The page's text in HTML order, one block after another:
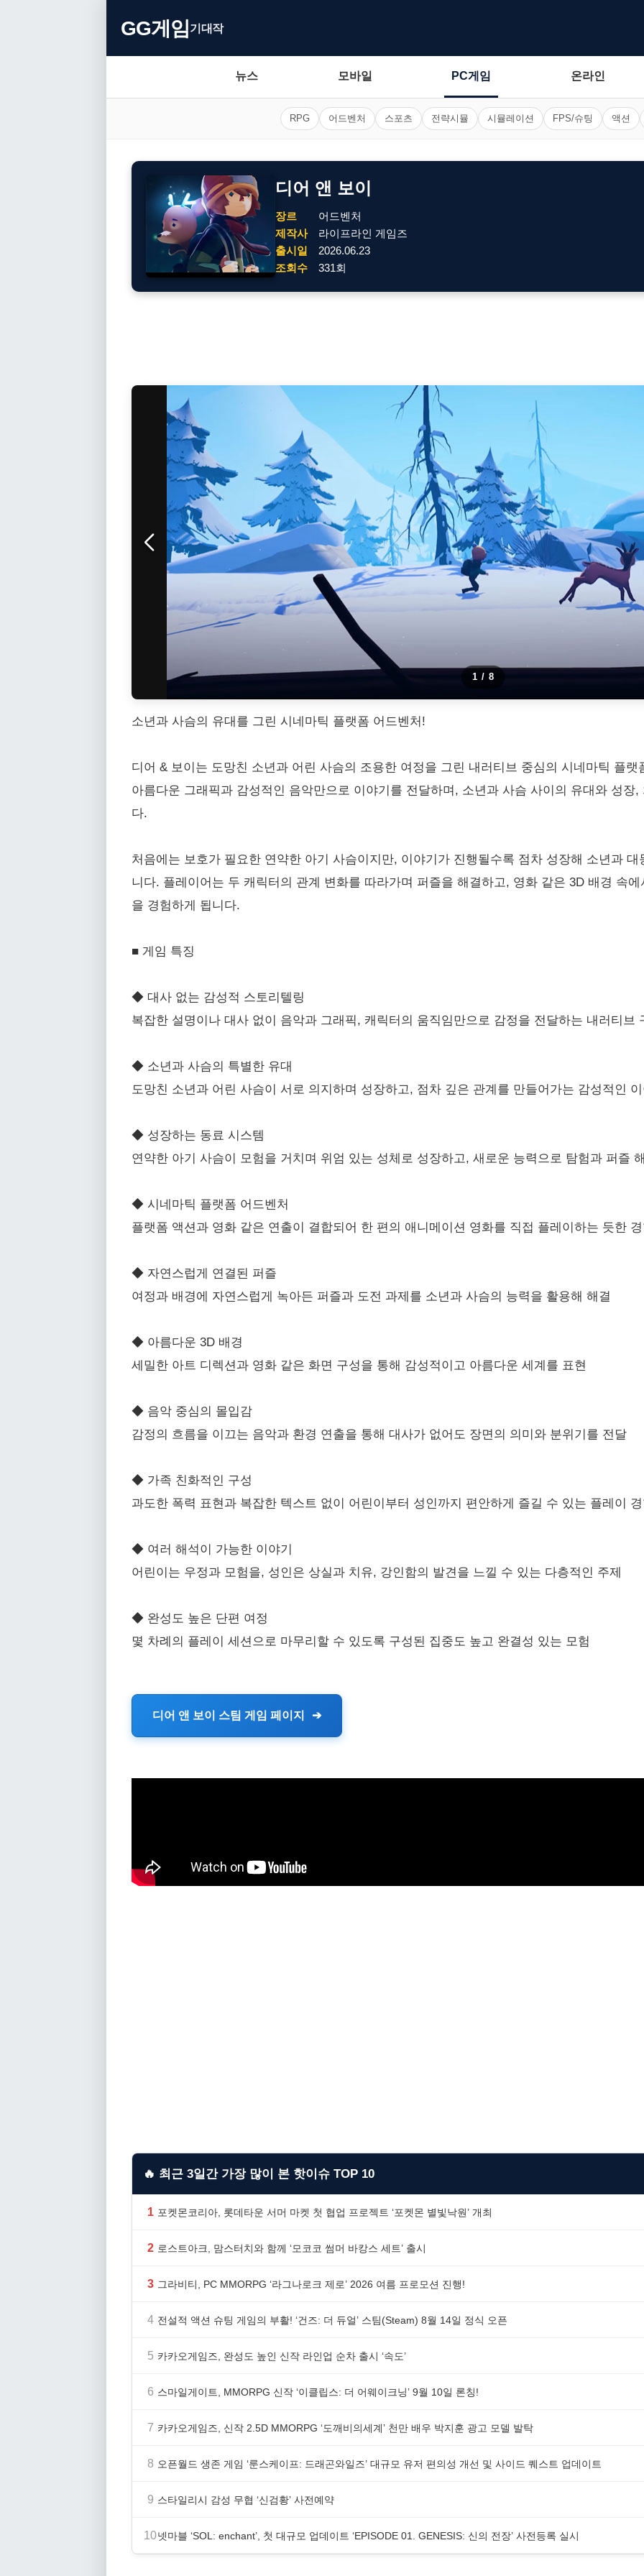
GG게임기대작
뉴스 모바일 PC게임 온라인
RPG 어드벤처 스포츠 전략시뮬 시뮬레이션 FPS/슈팅 액션
디어 앤 보이
장르
어드벤처
제작사
라이프라인 게임즈
출시일
2026.06.23
조회수
331회
1 / 8
소년과 사슴의 유대를 그린 시네마틱 플랫폼 어드벤처!
디어 & 보이는 도망친 소년과 어린 사슴의 조용한 여정을 그린 내러티브 중심의 시네마틱 플
아름다운 그래픽과 감성적인 음악만으로 이야기를 전달하며, 소년과 사슴 사이의 유대와 성장
다.
처음에는 보호가 필요한 연약한 아기 사슴이지만, 이야기가 진행될수록 점차 성장해 소년과
니다. 플레이어는 두 캐릭터의 관계 변화를 따라가며 퍼즐을 해결하고, 영화 같은 3D 배경 속
을 경험하게 됩니다.
■ 게임 특징
◆ 대사 없는 감성적 스토리텔링
복잡한 설명이나 대사 없이 음악과 그래픽, 캐릭터의 움직임만으로 감정을 전달하는 내러티브
◆ 소년과 사슴의 특별한 유대
도망친 소년과 어린 사슴이 서로 의지하며 성장하고, 점차 깊은 관계를 만들어가는 감성적인
◆ 성장하는 동료 시스템
연약한 아기 사슴이 모험을 거치며 위엄 있는 성체로 성장하고, 새로운 능력으로 탐험과 퍼즐
◆ 시네마틱 플랫폼 어드벤처
플랫폼 액션과 영화 같은 연출이 결합되어 한 편의 애니메이션 영화를 직접 플레이하는 듯한
◆ 자연스럽게 연결된 퍼즐
여정과 배경에 자연스럽게 녹아든 퍼즐과 도전 과제를 소년과 사슴의 능력을 활용해 해결
◆ 아름다운 3D 배경
세밀한 아트 디렉션과 영화 같은 화면 구성을 통해 감성적이고 아름다운 세계를 표현
◆ 음악 중심의 몰입감
감정의 흐름을 이끄는 음악과 환경 연출을 통해 대사가 없어도 장면의 의미와 분위기를 전달
◆ 가족 친화적인 구성
과도한 폭력 표현과 복잡한 텍스트 없이 어린이부터 성인까지 편안하게 즐길 수 있는 플레이
◆ 여러 해석이 가능한 이야기
어린이는 우정과 모험을, 성인은 상실과 치유, 강인함의 발견을 느낄 수 있는 다층적인 주제
◆ 완성도 높은 단편 여정
몇 차례의 플레이 세션으로 마무리할 수 있도록 구성된 집중도 높고 완결성 있는 모험
디어 앤 보이 스팀 게임 페이지
🔥 최근 3일간 가장 많이 본 핫이슈 TOP 10
1 포켓몬코리아, 롯데타운 서머 마켓 첫 협업 프로젝트 ‘포켓몬 별빛낙원’ 개최
2 로스트아크, 맘스터치와 함께 ‘모코코 썸머 바캉스 세트’ 출시
3 그라비티, PC MMORPG ‘라그나로크 제로’ 2026 여름 프로모션 진행!
4 전설적 액션 슈팅 게임의 부활! ‘건즈: 더 듀얼’ 스팀(Steam) 8월 14일 정식 오픈
5 카카오게임즈, 완성도 높인 신작 라인업 순차 출시 ‘속도’
6 스마일게이트, MMORPG 신작 ‘이클립스: 더 어웨이크닝’ 9월 10일 론칭!
7 카카오게임즈, 신작 2.5D MMORPG ‘도깨비의세계’ 천만 배우 박지훈 광고 모델 발탁
8 오픈월드 생존 게임 ‘룬스케이프: 드래곤와일즈’ 대규모 유저 편의성 개선 및 사이드 퀘스트 업데이트
9 스타일리시 감성 무협 ‘신검황’ 사전예약
10넷마블 ‘SOL: enchant’, 첫 대규모 업데이트 ‘EPISODE 01. GENESIS: 신의 전장’ 사전등록 실시